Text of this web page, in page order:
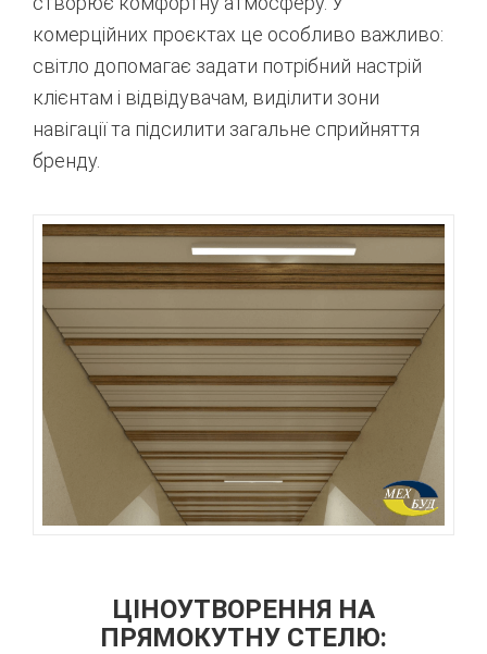
комерційних проєктах це особливо важливо:
світло допомагає задати потрібний настрій
клієнтам і відвідувачам, виділити зони
навігації та підсилити загальне сприйняття
бренду.
ЦІНОУТВОРЕННЯ НА
ПРЯМОКУТНУ СТЕЛЮ: